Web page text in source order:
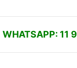
WHATSAPP: 11